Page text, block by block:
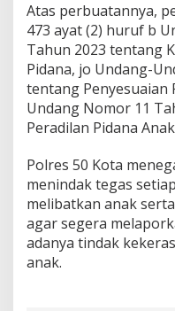
Atas perbuatannya,
473 ayat (2) huruf b
Tahun 2023 tentang
Pidana, jo Undang-
tentang Penyesuaian
Undang Nomor 11
Peradilan Pidana
Polres 50 Kota
menindak tegas
melibatkan anak
agar segera
adanya tindak
anak.